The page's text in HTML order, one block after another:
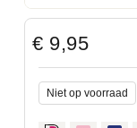
€ 9,95
Niet op voorraad